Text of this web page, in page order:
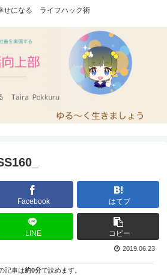
せになる ライフハック術
Facebook はてブ
LINE コピー
2019.06.23
記事は約0分で読めます。